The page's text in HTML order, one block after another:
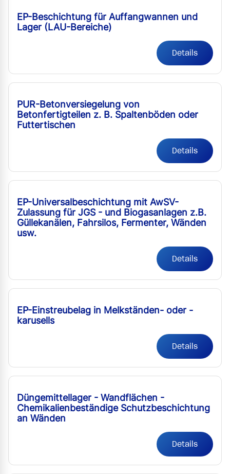
EP-Beschichtung für Auffangwannen und
Lager (LAU-Bereiche)
Details
PUR-Betonversiegelung von
Betonfertigteilen z. B. Spaltenböden oder
Futtertischen
Details
EP-Universalbeschichtung mit AwSV-
Zulassung für JGS - und Biogasanlagen z.B.
Güllekanälen, Fahrsilos, Fermenter, Wänden
usw.
Details
EP-Einstreubelag in Melkständen- oder -
karusells
Details
Düngemittellager - Wandflächen -
Chemikalienbeständige Schutzbeschichtung
an Wänden
Details